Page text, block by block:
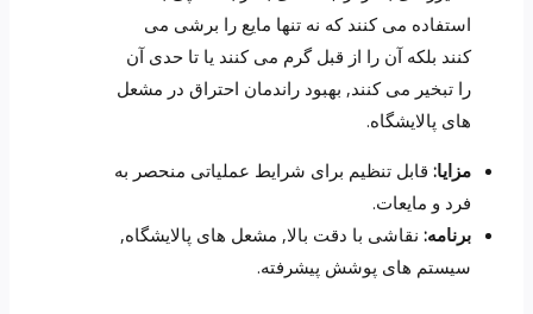
استفاده می کنند که نه تنها مایع را برشی می
کنند بلکه آن را از قبل گرم می کنند یا تا حدی آن
را تبخیر می کنند, بهبود راندمان احتراق در مشعل
های پالایشگاه.
مزایا:قابل تنظیم برای شرایط عملیاتی منحصر به
فرد و مایعات.
برنامه:نقاشی با دقت بالا, مشعل های پالایشگاه,
سیستم های پوشش پیشرفته.